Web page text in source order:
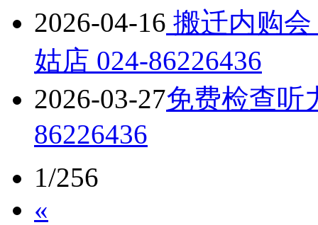
2026-04-16 搬迁内购
姑店 024-86226436
2026-03-27免费检查听
86226436
1/256
«